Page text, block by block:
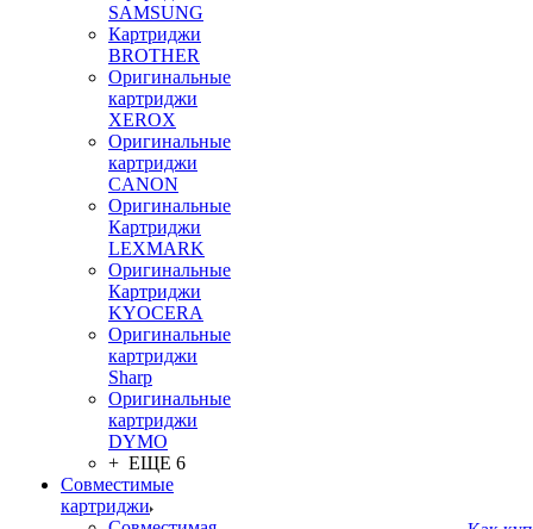
SAMSUNG
Картриджи
BROTHER
Оригинальные
картриджи
XEROX
Оригинальные
картриджи
CANON
Оригинальные
Картриджи
LEXMARK
Оригинальные
Картриджи
KYOCERA
Оригинальные
картриджи
Sharp
Оригинальные
картриджи
DYMO
+ ЕЩЕ 6
Совместимые
картриджи